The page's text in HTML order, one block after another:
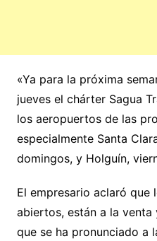
«Ya para la próxima
jueves el chárter Sagua
los aeropuertos de las
especialmente Santa
domingos, y Holguín,
El empresario aclaró que
abiertos, están a la
que se ha pronunciado a